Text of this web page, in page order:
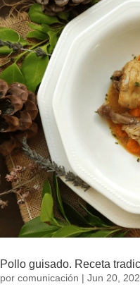
Pollo guisado. Receta
por comunicación | Jun 20,